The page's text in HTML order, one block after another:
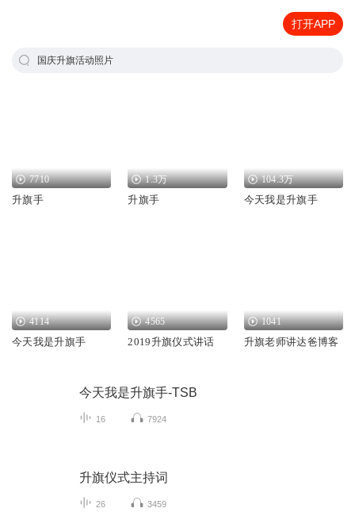
打开APP
国庆升旗活动照片
7710
升旗手
1.3万
升旗手
104.3万
今天我是升旗手
4114
今天我是升旗手
4565
2019升旗仪式讲话
1041
升旗老师讲达爸博客
今天我是升旗手-TSB
16 7924
升旗仪式主持词
26 3459